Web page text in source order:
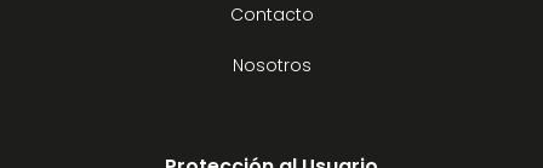
Contacto
Nosotros